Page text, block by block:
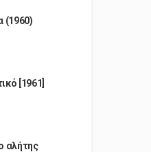
(1960)
[1961]
αλήτης